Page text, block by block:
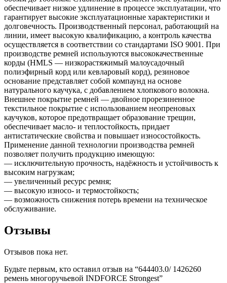
обеспечивает низкое удлинение в процессе эксплуатации, что
гарантирует высокие эксплуатационные характеристики и
долговечность. Производственный персонал, работающий на
линии, имеет высокую квалификацию, а контроль качества
осуществляется в соответствии со стандартами ISO 9001. При
производстве ремней используются высококачественные
корды (HMLS — низкорастяжимый малоусадочный
полиэфирный корд или кевларовый корд), резиновое
основание представляет собой компаунд на основе
натурального каучука, с добавлением хлопкового волокна.
Внешнее покрытие ремней — двойное прорезиненное
текстильное покрытие с использованием неопреновых
каучуков, которое предотвращает образование трещин,
обеспечивает масло- и теплостойкость, придает
антистатические свойства и повышает износостойкость.
Применение данной технологии производства ремней
позволяет получить продукцию имеющую:
— исключительную прочность, надёжность и устойчивость к
высоким нагрузкам;
— увеличенный ресурс ремня;
— высокую износо- и термостойкость;
— возможность снижения потерь времени на техническое
обслуживание.
Отзывы
Отзывов пока нет.
Будьте первым, кто оставил отзыв на “644403.0/ 1426260
ремень многоручьевой INDFORCE Strongest”